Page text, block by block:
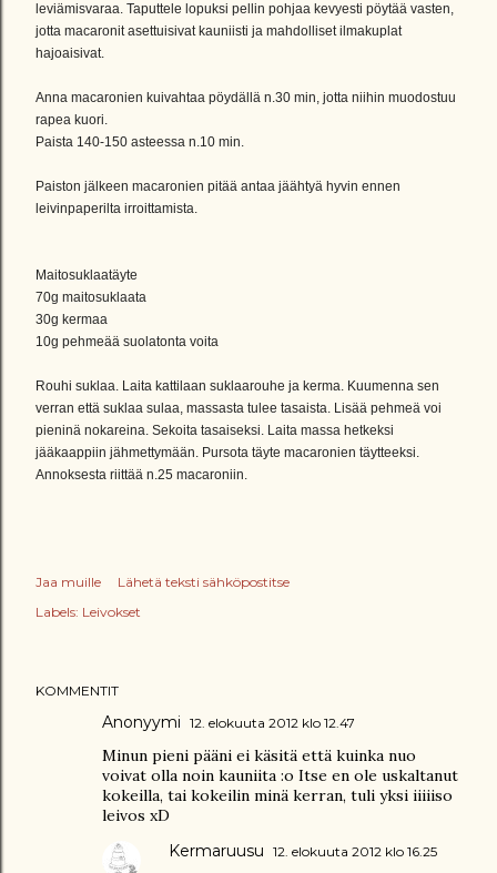
leviämisvaraa. Taputtele lopuksi pellin pohjaa kevyesti pöytää vasten,
jotta macaronit asettuisivat kauniisti ja mahdolliset ilmakuplat
hajoaisivat.
Anna macaronien kuivahtaa pöydällä n.30 min, jotta niihin muodostuu
rapea kuori.
Paista 140-150 asteessa n.10 min.
Paiston jälkeen macaronien pitää antaa jäähtyä hyvin ennen
leivinpaperilta irroittamista.
Maitosuklaatäyte
70g maitosuklaata
30g kermaa
10g pehmeää suolatonta voita
Rouhi suklaa. Laita kattilaan suklaarouhe ja kerma. Kuumenna sen
verran että suklaa sulaa, massasta tulee tasaista. Lisää pehmeä voi
pieninä nokareina. Sekoita tasaiseksi. Laita massa hetkeksi
jääkaappiin jähmettymään. Pursota täyte macaronien täytteeksi.
Annoksesta riittää n.25 macaroniin.
Jaa muille
Lähetä teksti sähköpostitse
Labels: Leivokset
KOMMENTIT
Anonyymi 12. elokuuta 2012 klo 12.47
Minun pieni pääni ei käsitä että kuinka nuo
voivat olla noin kauniita :o Itse en ole uskaltanut
kokeilla, tai kokeilin minä kerran, tuli yksi iiiiiso
leivos xD
Kermaruusu 12. elokuuta 2012 klo 16.25